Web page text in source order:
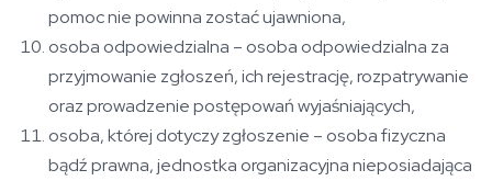
pomoc nie powinna zostać ujawniona,
osoba odpowiedzialna – osoba odpowiedzialna za
przyjmowanie zgłoszeń, ich rejestrację, rozpatrywanie
oraz prowadzenie postępowań wyjaśniających,
osoba, której dotyczy zgłoszenie – osoba fizyczna
bądź prawna, jednostka organizacyjna nieposiadająca